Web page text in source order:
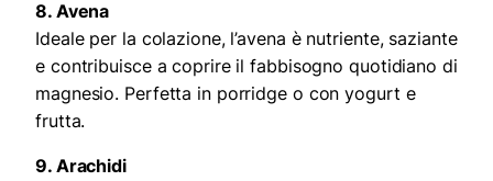
8. Avena
Ideale per la colazione, l’avena è nutriente, saziante
e contribuisce a coprire il fabbisogno quotidiano di
magnesio. Perfetta in porridge o con yogurt e
frutta.
9. Arachidi